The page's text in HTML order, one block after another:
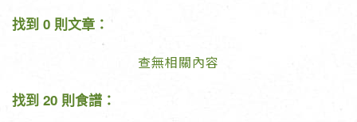
找到 0 則文章：
查無相關內容
找到 20 則食譜：